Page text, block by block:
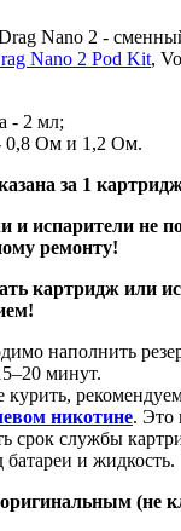
Nano 2 -
Nano 2 Pod Kit,
- 2 мл;
0,8 Ом и 1,2 Ом.
за 1
и испарители не
ремонту!
картридж или
наполнить
минут.
курить,
никотине. Это
срок службы
батареи и жидкость.
(не